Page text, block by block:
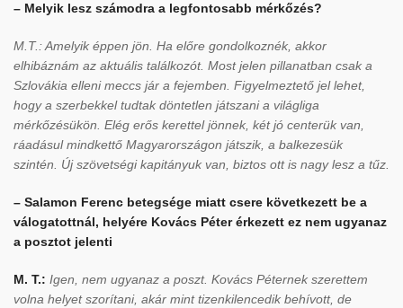
– Melyik lesz számodra a legfontosabb mérkőzés?
M.T.: Amelyik éppen jön. Ha előre gondolkoznék, akkor
elhibáznám az aktuális találkozót. Most jelen pillanatban csak a
Szlovákia elleni meccs jár a fejemben. Figyelmeztető jel lehet,
hogy a szerbekkel tudtak döntetlen játszani a világliga
mérkőzésükön. Elég erős kerettel jönnek, két jó centerük van,
ráadásul mindkettő Magyarországon játszik, a balkezesük
szintén. Új szövetségi kapitányuk van, biztos ott is nagy lesz a tűz.
– Salamon Ferenc betegsége miatt csere következett be a
válogatottnál, helyére Kovács Péter érkezett ez nem ugyanaz
a posztot jelenti
M. T.: Igen, nem ugyanaz a poszt. Kovács Péternek szerettem
volna helyet szorítani, akár mint tizenkilencedik behívott, de